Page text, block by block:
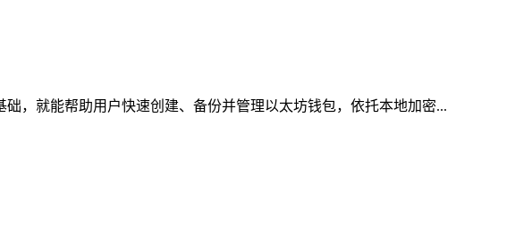
，就能帮助用户快速创建、备份并管理以太坊钱包，依托本地加密...